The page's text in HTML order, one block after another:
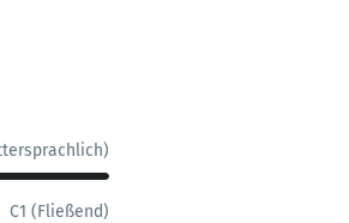
C1 (Fließend)